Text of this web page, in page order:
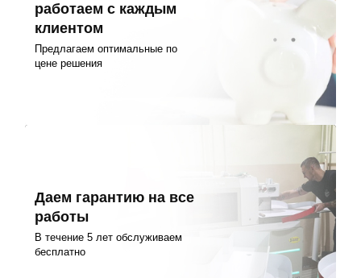
работаем с каждым
клиентом
Предлагаем оптимальные по
цене решения
Даем гарантию на все
работы
В течение 5 лет обслуживаем
бесплатно